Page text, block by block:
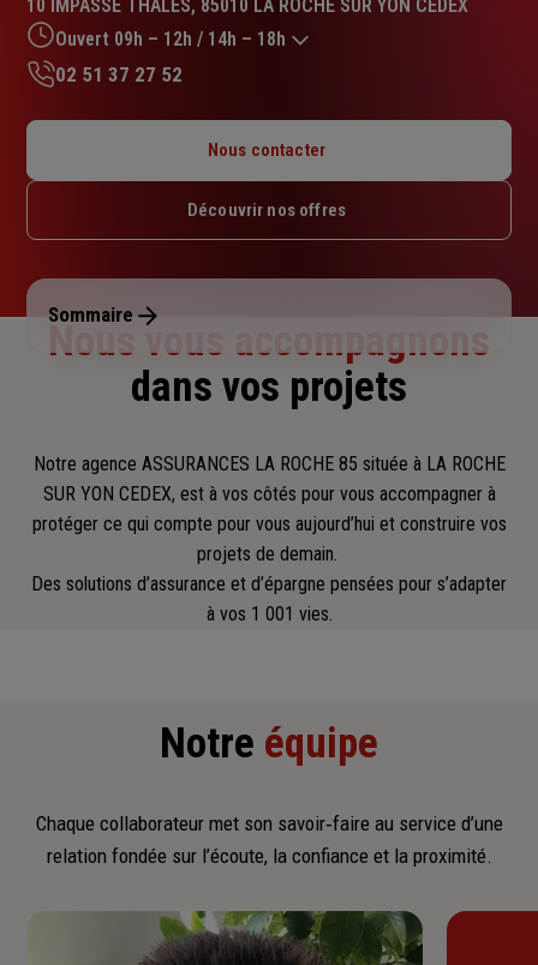
4.5
sur
5
étoiles
10 IMPASSE THALES, 85010 LA ROCHE SUR YON CEDEX
Ouvert 09h – 12h / 14h – 18h
Mardi : 09h – 12h / 14h – 18h
Jeudi : 09h – 12h / 14h – 18h
Dimanche : Fermé
02 51 37 27 52
Nous contacter
Découvrir nos offres
Sommaire
Nous vous accompagnons
dans vos projets
Notre agence ASSURANCES LA ROCHE 85 située à LA ROCHE
SUR YON CEDEX, est à vos côtés pour vous accompagner à
protéger ce qui compte pour vous aujourd’hui et construire vos
projets de demain.
Des solutions d’assurance et d’épargne pensées pour s’adapter
à vos 1 001 vies.
Notre équipe
Chaque collaborateur met son savoir‑faire au service d’une
relation fondée sur l’écoute, la confiance et la proximité.